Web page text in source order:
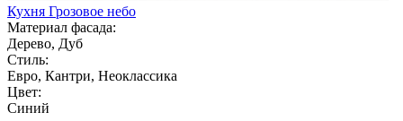
Кухня Грозовое небо
Материал фасада:
Дерево, Дуб
Стиль:
Евро, Кантри, Неоклассика
Цвет:
Синий